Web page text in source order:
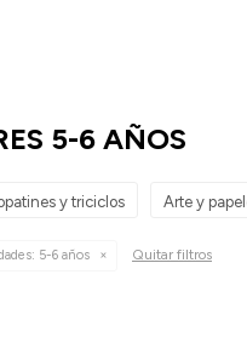
5-6 AÑOS
y triciclos Arte y
5-6 años Quitar filtros